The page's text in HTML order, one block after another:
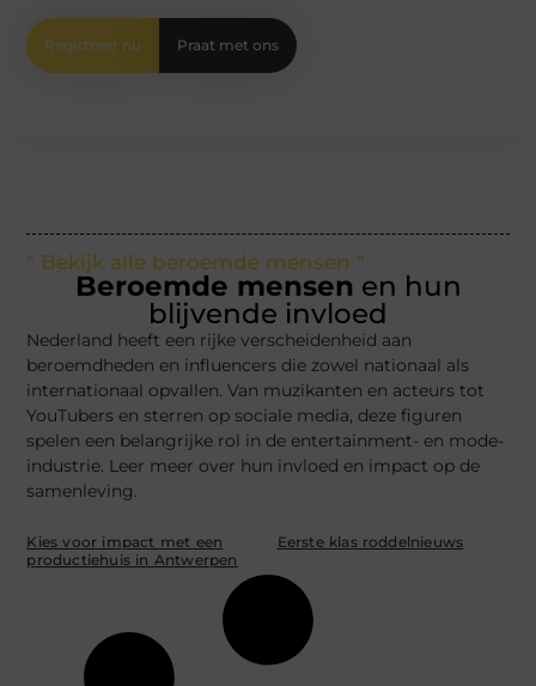
Registreer nu Praat met ons
" Bekijk alle beroemde mensen "
Beroemde mensen en hun
blijvende invloed
Nederland heeft een rijke verscheidenheid aan
beroemdheden en influencers die zowel nationaal als
internationaal opvallen. Van muzikanten en acteurs tot
YouTubers en sterren op sociale media, deze figuren
spelen een belangrijke rol in de entertainment- en mode-
industrie. Leer meer over hun invloed en impact op de
samenleving.
Kies voor impact met een
productiehuis in Antwerpen
Eerste klas roddelnieuws